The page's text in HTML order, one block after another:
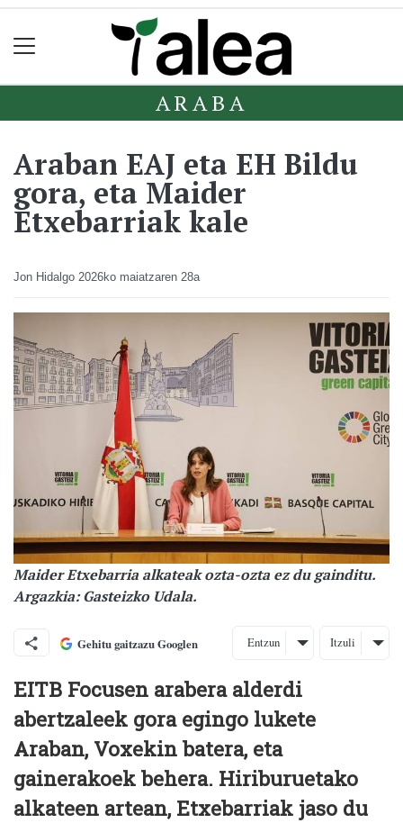
ARABA
Araban EAJ eta EH Bildu
gora, eta Maider
Etxebarriak kale
Jon Hidalgo 2026ko maiatzaren 28a
Maider Etxebarria alkateak ozta-ozta ez du gainditu.
Argazkia: Gasteizko Udala.
Gehitu gaitzazu Googlen Entzun Itzuli
EITB Focusen arabera alderdi
abertzaleek gora egingo lukete
Araban, Voxekin batera, eta
gainerakoek behera. Hiriburuetako
alkateen artean, Etxebarriak jaso du